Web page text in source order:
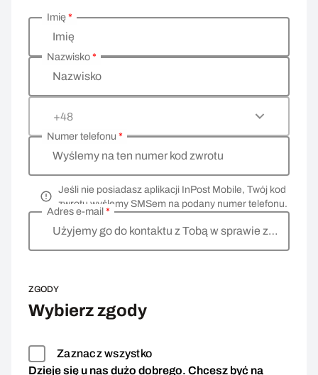
Wprowadź swoje dane osobowe
Imię
Imię*
Nazwisko
Nazwisko*
+48
Wyślemy na ten numer kod zwrotu
Numer telefonu *
Jeśli nie posiadasz aplikacji InPost Mobile, Twój kod
zwrotu wyślemy SMSem na podany numer telefonu.
Użyjemy go do kontaktu z Tobą w sprawie zwrotu
Adres e-mail *
ZGODY
Wybierz zgody
Zaznacz wszystko
Dzieje się u nas dużo dobrego. Chcesz być na